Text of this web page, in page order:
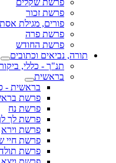
פרשת שקלים
פרשת זכור
פורים, מגילת
פרשת פרה
פרשת החודש
תורה, נביאים וכתובים
תנ"ך - כללי,
בראשית
בראשית -
פרשת
פרשת נח
פרשת לך
פרשת וירא
פרשת חיי
פרשת